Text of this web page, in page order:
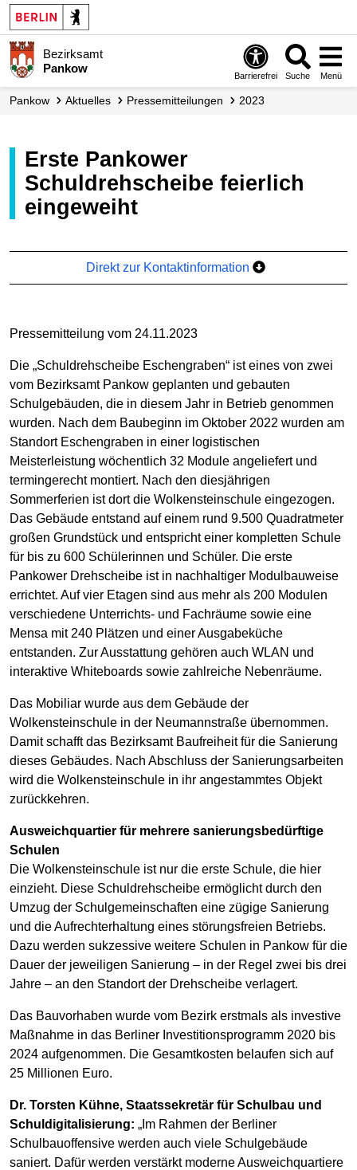
Bezirksamt
Pankow
Barrierefrei Suche Menü
Pankow Aktuelles Presse­mitteilungen 2023
Erste Pankower
Schuldrehscheibe feierlich
eingeweiht
Direkt zur Kontaktinformation
Pressemitteilung vom 24.11.2023
Die „Schuldrehscheibe Eschengraben“ ist eines von zwei
vom Bezirksamt Pankow geplanten und gebauten
Schulgebäuden, die in diesem Jahr in Betrieb genommen
wurden. Nach dem Baubeginn im Oktober 2022 wurden am
Standort Eschengraben in einer logistischen
Meisterleistung wöchentlich 32 Module angeliefert und
termingerecht montiert. Nach den diesjährigen
Sommerferien ist dort die Wolkensteinschule eingezogen.
Das Gebäude entstand auf einem rund 9.500 Quadratmeter
großen Grundstück und entspricht einer kompletten Schule
für bis zu 600 Schülerinnen und Schüler. Die erste
Pankower Drehscheibe ist in nachhaltiger Modulbauweise
errichtet. Auf vier Etagen sind aus mehr als 200 Modulen
verschiedene Unterrichts- und Fachräume sowie eine
Mensa mit 240 Plätzen und einer Ausgabeküche
entstanden. Zur Ausstattung gehören auch WLAN und
interaktive Whiteboards sowie zahlreiche Nebenräume.
Das Mobiliar wurde aus dem Gebäude der
Wolkensteinschule in der Neumannstraße übernommen.
Damit schafft das Bezirksamt Baufreiheit für die Sanierung
dieses Gebäudes. Nach Abschluss der Sanierungsarbeiten
wird die Wolkensteinschule in ihr angestammtes Objekt
zurückkehren.
Ausweichquartier für mehrere sanierungsbedürftige
Schulen
Die Wolkensteinschule ist nur die erste Schule, die hier
einzieht. Diese Schuldrehscheibe ermöglicht durch den
Umzug der Schulgemeinschaften eine zügige Sanierung
und die Aufrechterhaltung eines störungsfreien Betriebs.
Dazu werden sukzessive weitere Schulen in Pankow für die
Dauer der jeweiligen Sanierung – in der Regel zwei bis drei
Jahre – an den Standort der Drehscheibe verlagert.
Das Bauvorhaben wurde vom Bezirk erstmals als investive
Maßnahme in das Berliner Investitionsprogramm 2020 bis
2024 aufgenommen. Die Gesamtkosten belaufen sich auf
25 Millionen Euro.
Dr. Torsten Kühne, Staatssekretär für Schulbau und
Schuldigitalisierung: „Im Rahmen der Berliner
Schulbauoffensive werden auch viele Schulgebäude
saniert. Dafür werden verstärkt moderne Ausweichquartiere